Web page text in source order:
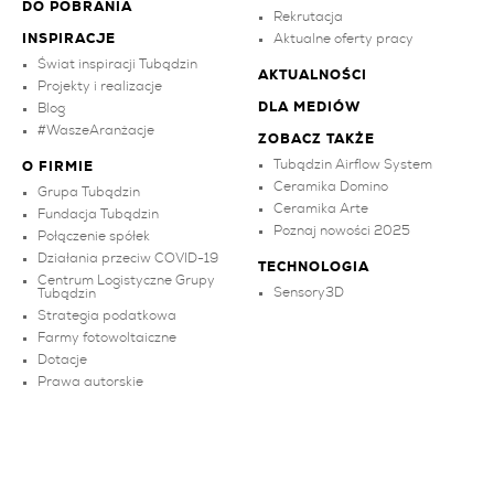
DO POBRANIA
INSPIRACJE
Świat inspiracji Tubądzin
Projekty i realizacje
Blog
#WaszeAranżacje
O FIRMIE
Grupa Tubądzin
Fundacja Tubądzin
Połączenie spółek
Działania przeciw COVID-19
Centrum Logistyczne Grupy
Tubądzin
Strategia podatkowa
Farmy fotowoltaiczne
Dotacje
Prawa autorskie
Rekrutacja
Aktualne oferty pracy
AKTUALNOŚCI
DLA MEDIÓW
ZOBACZ TAKŻE
Tubądzin Airflow System
Ceramika Domino
Ceramika Arte
Poznaj nowości 2025
TECHNOLOGIA
Sensory3D